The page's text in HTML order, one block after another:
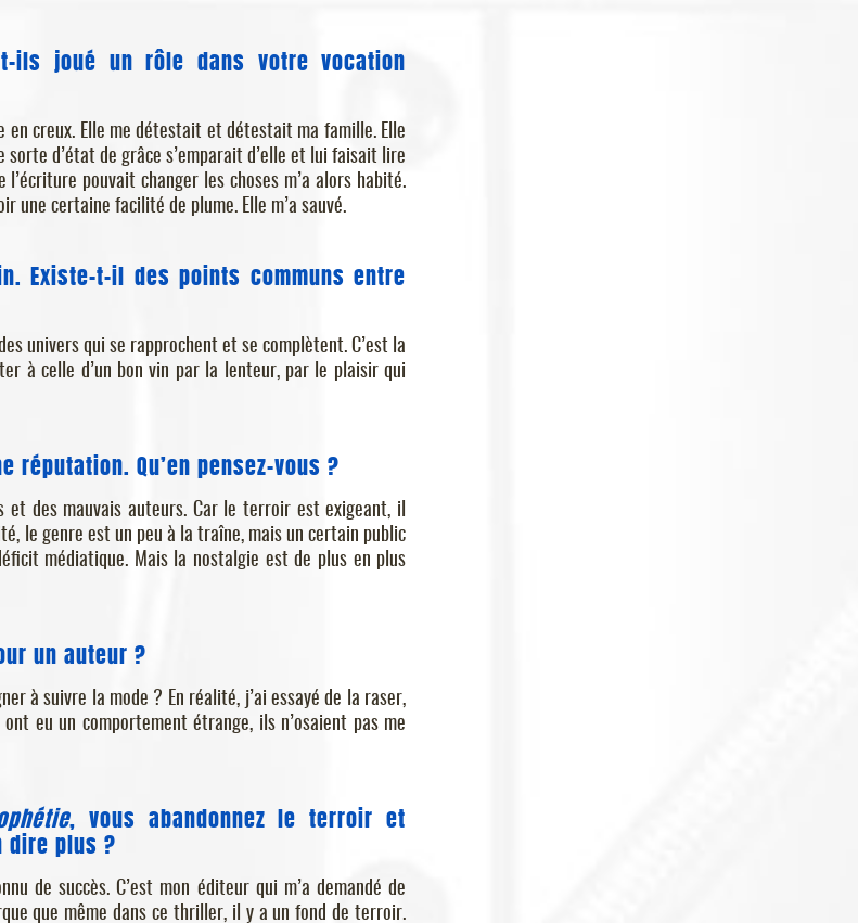
ils joué un rôle dans votre vocation
en creux. Elle me détestait et détestait ma famille. Elle
d’état de grâce s’emparait d’elle et lui faisait lire
l’écriture pouvait changer les choses m’a alors habité.
une certaine facilité de plume. Elle m’a sauvé.
Existe-t-il des points communs entre
univers qui se rapprochent et se complètent. C’est la
à celle d’un bon vin par la lenteur, par le plaisir qui
réputation. Qu’en pensez-vous ?
des mauvais auteurs. Car le terroir est exigeant, il
le genre est un peu à la traîne, mais un certain public
médiatique. Mais la nostalgie est de plus en plus
un auteur ?
à suivre la mode ? En réalité, j’ai essayé de la raser,
eu un comportement étrange, ils n’osaient pas me
, vous abandonnez le terroir et
dire plus ?
de succès. C’est mon éditeur qui m’a demandé de
que même dans ce thriller, il y a un fond de terroir.